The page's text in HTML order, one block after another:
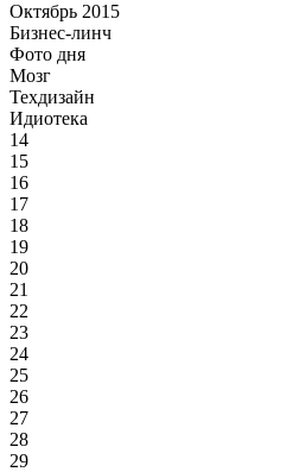
Октябрь 2015
Бизнес-линч
Фото дня
Мозг
Техдизайн
Идиотека
14
15
16
17
18
19
20
21
22
23
24
25
26
27
28
29